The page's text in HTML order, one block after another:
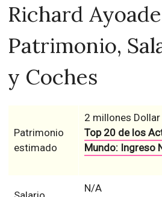
Richard Ayoade
Patrimonio,
y Coches
Patrimonio
estimado
2 millones Dollar
Top 20 de los
Mundo: Ingreso
N/A